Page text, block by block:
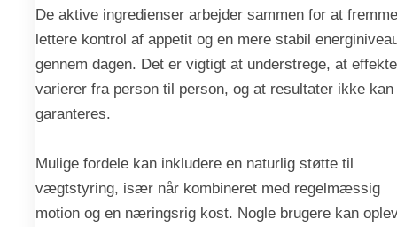
De aktive ingredienser arbejder sammen for at
lettere kontrol af appetit og en mere stabil
gennem dagen. Det er vigtigt at understrege, at
varierer fra person til person, og at resultater ikke kan
garanteres.
Mulige fordele kan inkludere en naturlig støtte til
vægtstyring, især når kombineret med regelmæssig
motion og en næringsrig kost. Nogle brugere kan